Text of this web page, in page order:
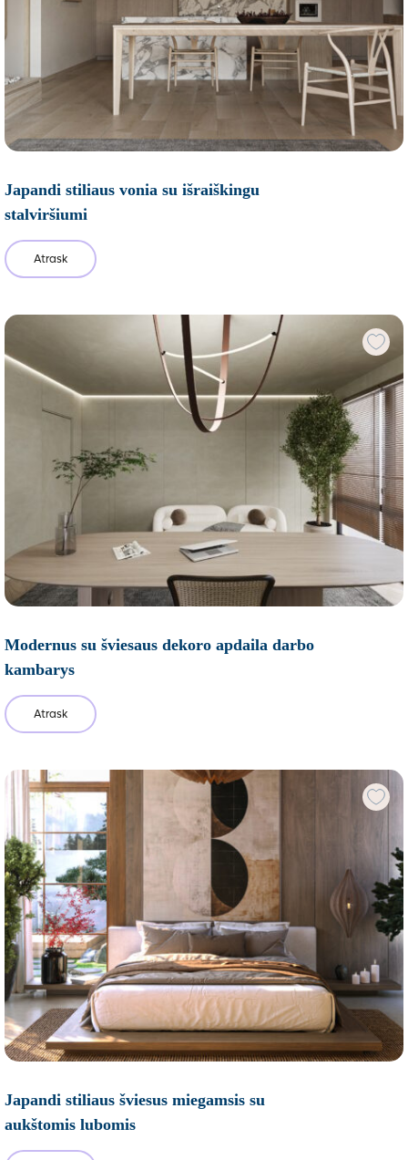
Japandi stiliaus vonia su išraiškingu
stalviršiumi
Atrask
Modernus su šviesaus dekoro apdaila darbo
kambarys
Atrask
Japandi stiliaus šviesus miegamsis su
aukštomis lubomis